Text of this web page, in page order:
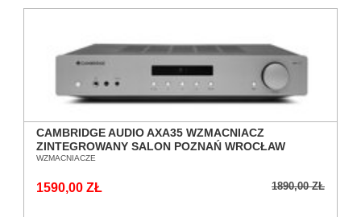
CAMBRIDGE AUDIO AXA35 WZMACNIACZ
ZINTEGROWANY SALON POZNAŃ WROCŁAW
WZMACNIACZE
1890,00 ZŁ
1590,00 ZŁ